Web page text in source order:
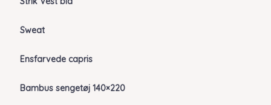
Sweat
Ensfarvede capris
Bambus sengetøj 140×220